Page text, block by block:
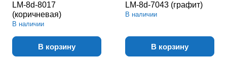
LM-8d-8017
(коричневая)
В наличии
В корзину
LM-8d-7043 (графит)
В наличии
В корзину